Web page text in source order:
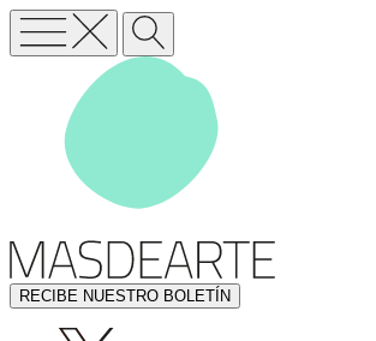
RECIBE NUESTRO BOLETÍN